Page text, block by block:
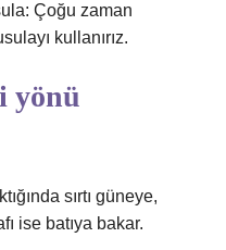
Çoğu zaman
kullanırız.
yönü
sırtı güneye,
ise batıya bakar.